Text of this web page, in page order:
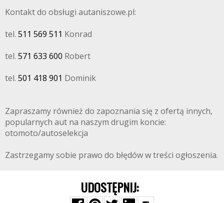
Kontakt do obsługi autaniszowe.pl:
tel. 511 569 511 Konrad
tel. 571 633 600 Robert
tel. 501 418 901 Dominik
Zapraszamy również do zapoznania się z ofertą innych,
popularnych aut na naszym drugim koncie:
otomoto/autoselekcja
Zastrzegamy sobie prawo do błędów w treści ogłoszenia.
UDOSTĘPNIJ: